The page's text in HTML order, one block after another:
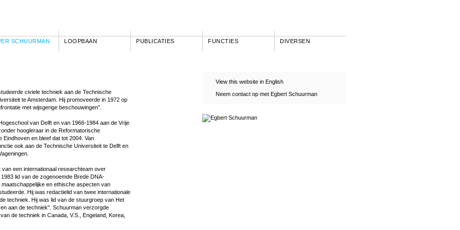
SCHUURMAN LOOPBAAN PUBLICATIES FUNCTIES DIVERSEN
civiele techniek aan de Technische
te Amsterdam. Hij promoveerde in 1972 op
met wijsgerige beschouwingen”.
van Delft en van 1966-1984 aan de Vrije
hoogleraar in de Reformatorische
en bleef dat tot 2004. Van
ook aan de Technische Universiteit te Delft en
van een internationaal researchteam over
lid van de zogenoemde Brede DNA-
en ethische aspecten van
Hij was redactielid van twee internationale
techniek. Hij was lid van de stuurgroep van Het
aan de techniek". Schuurman verzorgde
de techniek in Canada, V.S., Engeland, Korea,
View this website in English
Neem contact op met Egbert Schuurman